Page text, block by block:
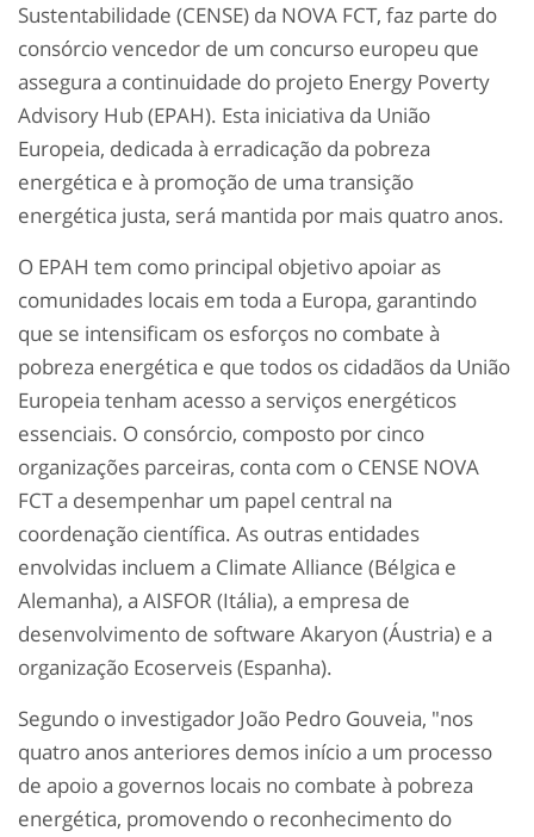
Sustentabilidade (CENSE) da NOVA FCT, faz parte do
consórcio vencedor de um concurso europeu que
assegura a continuidade do projeto Energy Poverty
Advisory Hub (EPAH). Esta iniciativa da União
Europeia, dedicada à erradicação da pobreza
energética e à promoção de uma transição
energética justa, será mantida por mais quatro anos.
O EPAH tem como principal objetivo apoiar as
comunidades locais em toda a Europa, garantindo
que se intensificam os esforços no combate à
pobreza energética e que todos os cidadãos da União
Europeia tenham acesso a serviços energéticos
essenciais. O consórcio, composto por cinco
organizações parceiras, conta com o CENSE NOVA
FCT a desempenhar um papel central na
coordenação científica. As outras entidades
envolvidas incluem a Climate Alliance (Bélgica e
Alemanha), a AISFOR (Itália), a empresa de
desenvolvimento de software Akaryon (Áustria) e a
organização Ecoserveis (Espanha).
Segundo o investigador João Pedro Gouveia, "nos
quatro anos anteriores demos início a um processo
de apoio a governos locais no combate à pobreza
energética, promovendo o reconhecimento do